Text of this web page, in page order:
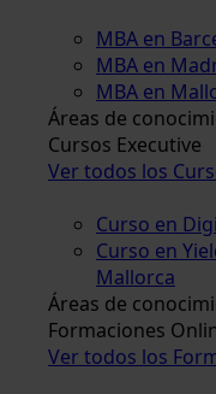
MBA en
MBA en
MBA en
Áreas de
Cursos Executive
Ver todos los
Curso en
Curso en
Mallorca
Áreas de
Formaciones
Ver todos los